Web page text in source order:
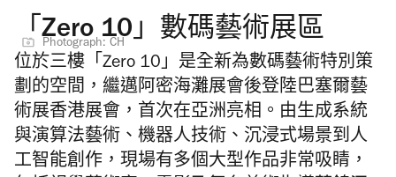
「Zero 10」數碼藝術展區
Photograph: CH
位於三樓「Zero 10」是全新為數碼藝術特別策
劃的空間，繼邁阿密海灘展會後登陸巴塞爾藝
術展香港展會，首次在亞洲亮相。由生成系統
與演算法藝術、機器人技術、沉浸式場景到人
工智能創作，現場有多個大型作品非常吸睛，